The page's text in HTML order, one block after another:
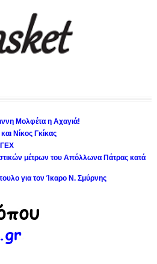
Μολφέτα η Αχαγιά!
Νίκος Γκίκας
μέτρων του Απόλλωνα Πάτρας κατά
για τον Ίκαρο Ν. Σμύρνης